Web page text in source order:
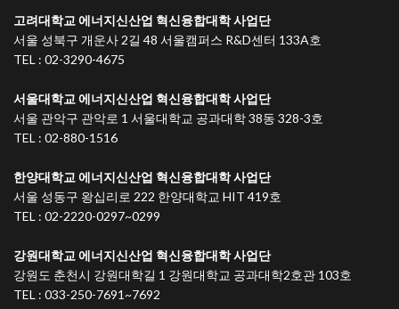
고려대학교 에너지신산업 혁신융합대학 사업단
서울 성북구 개운사 2길 48 서울캠퍼스 R&D센터 133A호
TEL : 02-3290-4675
서울대학교 에너지신산업 혁신융합대학 사업단
서울 관악구 관악로 1 서울대학교 공과대학 38동 328-3호
TEL : 02-880-1516
한양대학교 에너지신산업 혁신융합대학 사업단
서울 성동구 왕십리로 222 한양대학교 HIT 419호
TEL : 02-2220-0297~0299
강원대학교 에너지신산업 혁신융합대학 사업단
강원도 춘천시 강원대학길 1 강원대학교 공과대학2호관 103호
TEL : 033-250-7691~7692